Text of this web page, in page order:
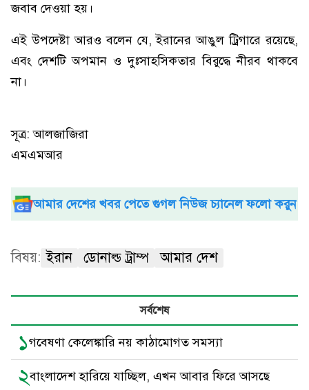
জবাব দেওয়া হয়।
এই উপদেষ্টা আরও বলেন যে, ইরানের আঙুল ট্রিগারে রয়েছে,
এবং দেশটি অপমান ও দুঃসাহসিকতার বিরুদ্ধে নীরব থাকবে
না।
সূত্র: আলজাজিরা
এমএমআর
আমার দেশের খবর পেতে গুগল নিউজ চ্যানেল ফলো করুন
বিষয়: ইরান ডোনাল্ড ট্রাম্প আমার দেশ
সর্বশেষ
১গবেষণা কেলেঙ্কারি নয় কাঠামোগত সমস্যা
২বাংলাদেশ হারিয়ে যাচ্ছিল, এখন আবার ফিরে আসছে